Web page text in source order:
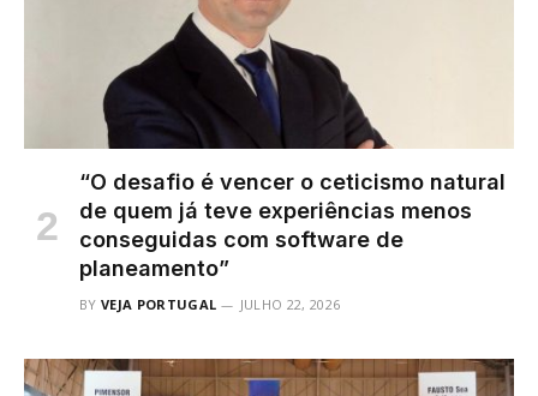
“O desafio é vencer o ceticismo natural
de quem já teve experiências menos
conseguidas com software de
planeamento”
BY VEJA PORTUGAL JULHO 22, 2026